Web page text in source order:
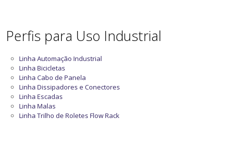
Perfis para Uso Industrial
Linha Automação Industrial
Linha Bicicletas
Linha Cabo de Panela
Linha Dissipadores e Conectores
Linha Escadas
Linha Malas
Linha Trilho de Roletes Flow Rack